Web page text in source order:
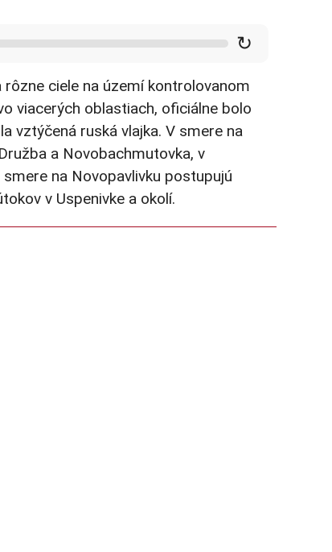
↻
ciele na území kontrolovanom
viacerých oblastiach, oficiálne bolo
vztýčená ruská vlajka. V smere na
a Novobachmutovka, v
na Novopavlivku postupujú
v Uspenivke a okolí.